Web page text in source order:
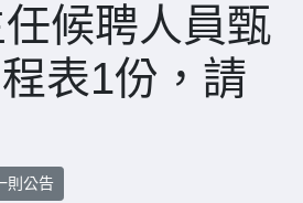
候聘人員甄
表1份，請
則公告